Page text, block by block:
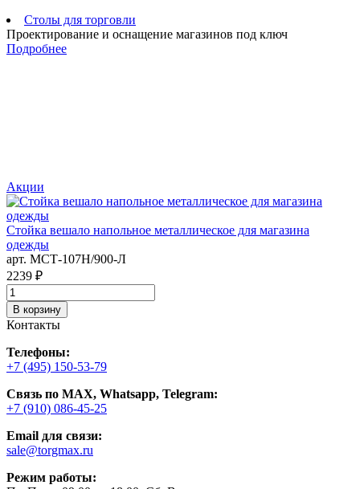
Столы для торговли
Проектирование и оснащение магазинов под ключ
Подробнее
Акции
Стойка вешало напольное металлическое для магазина
одежды
арт. MСТ-107Н/900-Л
2239 ₽
В корзину
Контакты
Телефоны:
+7 (495) 150-53-79
Связь по MAX, Whatsapp, Telegram:
+7 (910) 086-45-25
Email для связи:
sale@torgmax.ru
Режим работы: